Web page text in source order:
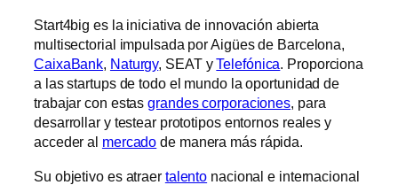
Start4big es la iniciativa de innovación abierta
multisectorial impulsada por Aigües de Barcelona,
CaixaBank, Naturgy, SEAT yTelefónica. Proporciona
a las ​startups de todo el mundo la oportunidad de
trabajar con estasgrandes corporaciones, para
desarrollar y testear prototipos entornos reales y
acceder al mercado de manera más rápida.
Su objetivo es atraer talento nacional e internacional